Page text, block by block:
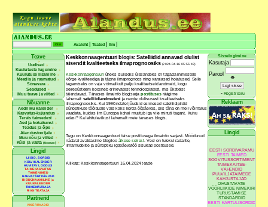
Avaleht Teated Ilm
Teave
Uudised
Kuulutuste lugemine
Kuulutuse lisamine
Meedia ja raamatud
Sõnavara
Seadused
Muu teave ja viited
Nõuanne
Aedniku kalender
Kasvatus-kujundus
Tervis taimedest
Aed ja kokakunst
Teadus ja õpe
Aiandustootjale
Muu nõu ja viited
Küsi ja vasta(foorum)
Lingid
LIIGID, SORDID
KÜLVIKALENDER
HUVITAV LOODUS
TAIMEKASVATUS
TAIMENIMED
RAHVATÄHTPÄEVAD
BIODÜNAAMILINE ja
KUUKALENDER
TAIMEMÄÄRAJA
RIIGI TEATAJA
Partnerid
VIKERRAADIO
Keskkonnaagentuuri blogis: Satelliidid annavad olulist
sisendit kvaliteetseks ilmaprognoosiks (2024-04-16 05:55:49)
Keskkonnaagentuuri üheks oluliseks ülesandeks on tagada inimestele
kõrge kvaliteediga ja täpne ilmaprognoos ning varajased hoiatused. Selle
tagamiseks on vaja võimalikult palju kvaliteetseid andmeid, kogu
seiresüsteem koosneb erinevatest tehnoloogiatest, mis üksteist
täiendavad. Tänases ilmainfo blogisarjapostitusesräägime
lähemalt satelliidiandmetestja nende olulisusest kvaliteetseks
ilmaprognoosiks. Kui 1990-ndatel jõudsid esimesed satelliidipildid
sünoptikute töölauale vaid kaks korda ööpäevas, siis täna on meil võimalus
vaadata, kuidas ilm Euroopa kohal muutub iga viie minuti tagant. Kuhu
edasi? Ka lähitulevikust lähemalt meie tänases blogis.
Tegu on Keskkonnaagentuuri teise postitusega ilmainfo sarjast. Möödunud
nädalal avaldasime blogiloo äikese seirest . Veel on tulekul radarite,
ilmamudelite ja sünoptiku igapäevatöö sisukad postitused.
Allikas: Keskkonnaagentuuri 16.04.2024 teade
Sisselogimine
Kasutaja
Parool
👁
- Registreeru
Reklaam
Lingid
EESTI SORDIVARAMU
EESTI TAIMED
SOOVITUSSORTIMENT
TAIMEKAITSE-
VAHENDID
PUUVILJATAIMEDE
KAHJUSTAJAD
OHUSTAVATE
VÕÕRLIIKIDE NIMEKIRI
TURUSTAMISE
STANDARDID
EESTI KARTULISORDID